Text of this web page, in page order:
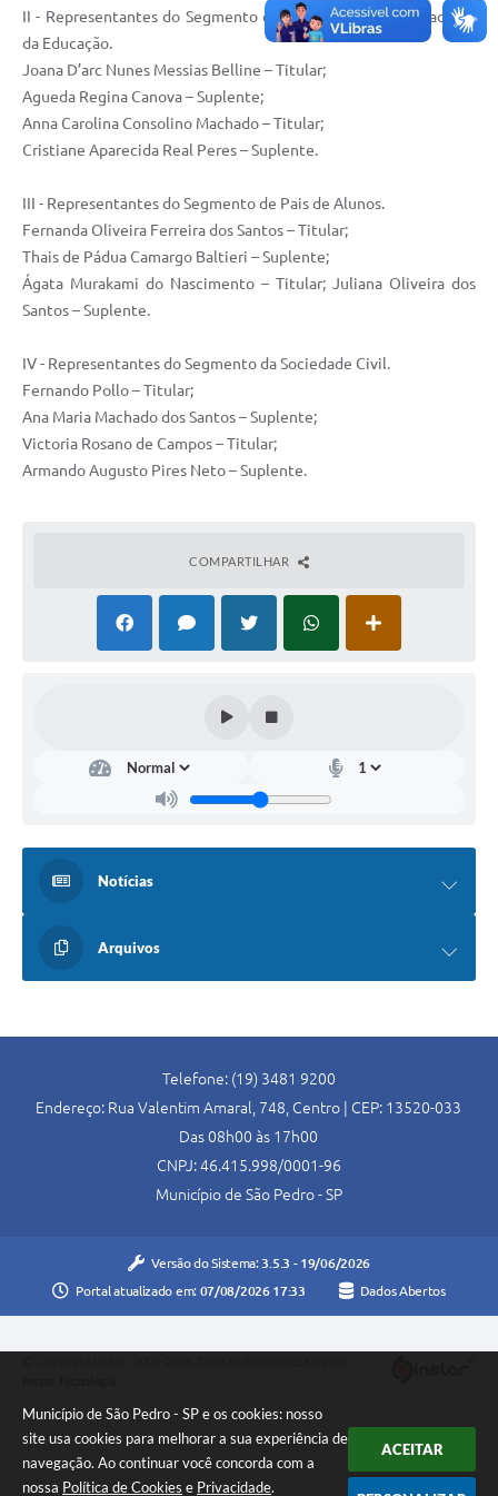
Município de São Pedro - SP e os cookies: nosso
site usa cookies para melhorar a sua experiência de
navegação. Ao continuar você concorda com a
nossa Política de Cookies e Privacidade.
ACEITAR
II - Representantes do Segmento dos Docentes e Trabalhadores
da Educação.
Joana D’arc Nunes Messias Belline – Titular;
Agueda Regina Canova – Suplente;
Anna Carolina Consolino Machado – Titular;
Cristiane Aparecida Real Peres – Suplente.
III - Representantes do Segmento de Pais de Alunos.
Fernanda Oliveira Ferreira dos Santos – Titular;
Thais de Pádua Camargo Baltieri – Suplente;
Ágata Murakami do Nascimento – Titular; Juliana Oliveira dos
Santos – Suplente.
IV - Representantes do Segmento da Sociedade Civil.
Fernando Pollo – Titular;
Ana Maria Machado dos Santos – Suplente;
Victoria Rosano de Campos – Titular;
Armando Augusto Pires Neto – Suplente.
COMPARTILHAR
Notícias
Arquivos
Telefone: (19) 3481 9200
Endereço: Rua Valentim Amaral, 748, Centro | CEP: 13520-033
Das 08h00 às 17h00
CNPJ: 46.415.998/0001-96
Município de São Pedro - SP
Versão do Sistema: 3.5.3 - 19/06/2026
Portal atualizado em: 07/08/2026 17:33 Dados Abertos